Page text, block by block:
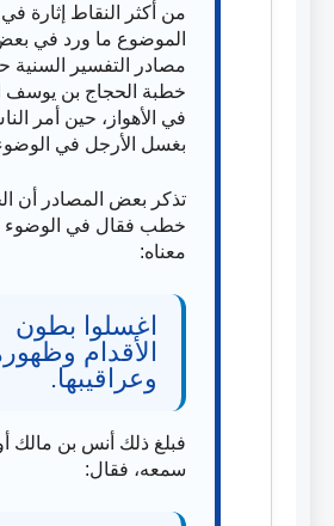
من أكثر النقاط إثارة في
الموضوع ما ورد في
مصادر التفسير السنية
خطبة الحجاج بن يوسف
في الأهواز، حين أمر
بغسل الأرجل في
تذكر بعض المصادر أن
خطب فقال في الوضوء
معناه:
اغسلوا بطون
الأقدام
وعراقيبها.
فبلغ ذلك أنس بن مالك
سمعه، فقال: